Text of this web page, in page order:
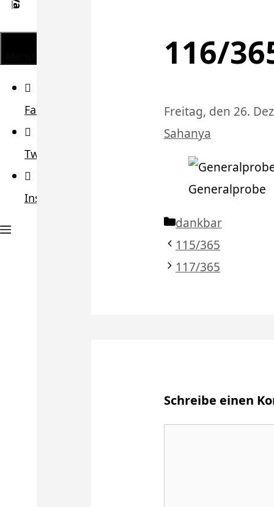
Facebook
Twitter
Instagram
116/
Freitag, den 26.
Sahanya
Generalprobe
Kategorien
dankbar
115/365
117/365
Schreibe einen